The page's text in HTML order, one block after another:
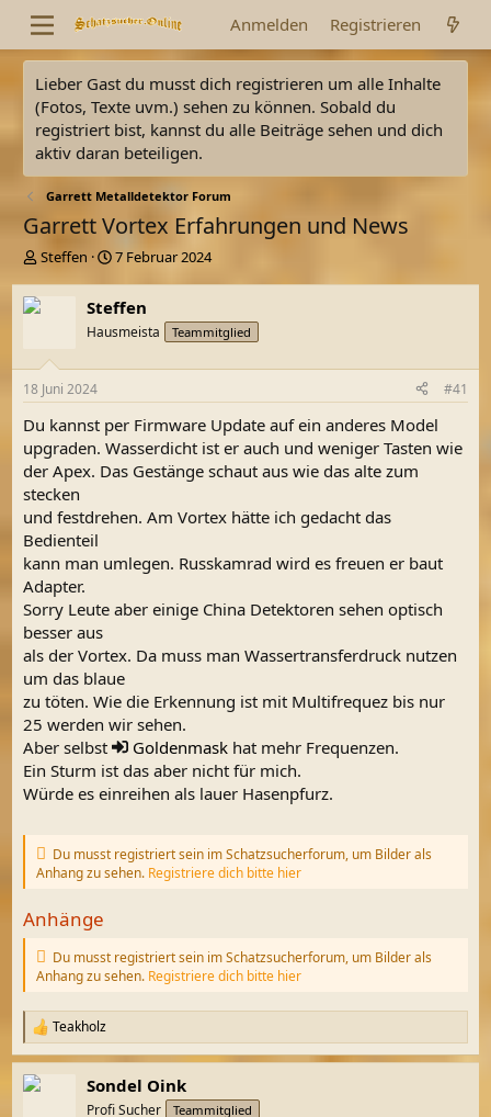
Anmelden Registrieren
Lieber Gast du musst dich registrieren um alle Inhalte
(Fotos, Texte uvm.) sehen zu können. Sobald du
registriert bist, kannst du alle Beiträge sehen und dich
aktiv daran beteiligen.
Garrett Metalldetektor Forum
Garrett Vortex Erfahrungen und News
E
t
l
e
Steffen
E
t
e
l
m
7 Februar 2024
Steffen
Hausmeista Teammitglied
18 Juni 2024 #41
Du kannst per Firmware Update auf ein anderes Model
upgraden. Wasserdicht ist er auch und weniger Tasten wie
der Apex. Das Gestänge schaut aus wie das alte zum
stecken
und festdrehen. Am Vortex hätte ich gedacht das
Bedienteil
kann man umlegen. Russkamrad wird es freuen er baut
Adapter.
Sorry Leute aber einige China Detektoren sehen optisch
besser aus
als der Vortex. Da muss man Wassertransferdruck nutzen
um das blaue
zu töten. Wie die Erkennung ist mit Multifrequez bis nur
25 werden wir sehen.
Aber selbst
Goldenmask hat mehr Frequenzen.
Ein Sturm ist das aber nicht für mich.
Würde es einreihen als lauer Hasenpfurz.
Du musst registriert sein im Schatzsucherforum, um Bilder als
Anhang zu sehen. Registriere dich bitte hier
Anhänge
Du musst registriert sein im Schatzsucherforum, um Bilder als
Anhang zu sehen. Registriere dich bitte hier
R
e
a
k
Teakholz
Sondel Oink
Profi Sucher Teammitglied